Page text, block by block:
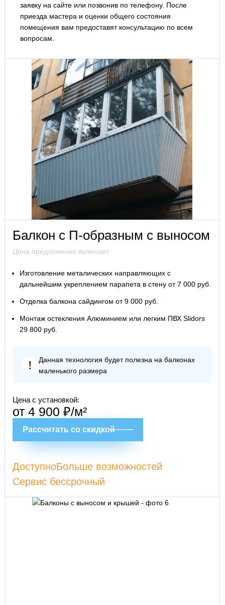
заявку на сайте или позвонив по телефону. После
приезда мастера и оценки общего состояния
помещения вам предоставят консультацию по всем
вопросам.
Балкон с П-образным с выносом
Цена предложения включает:
Изготовление металических направляющих с
дальнейшим укреплением парапета в стену от 7 000 руб.
Отделка балкона сайдингом от 9 000 руб.
Монтаж остекления Алюминием или легким ПВХ Slidors
29 800 руб.
Данная технология будет полезна на балконах
маленького размера
Цена с установкой:
от 4 900 ₽/м²
Рассчитать со скидкой
ДоступноБольше возможностей
Сервис бессрочный